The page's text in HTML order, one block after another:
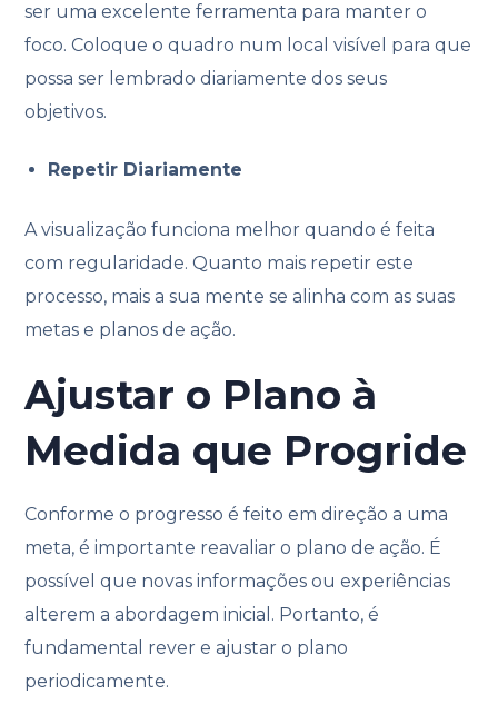
ser uma excelente ferramenta para manter o
foco. Coloque o quadro num local visível para que
possa ser lembrado diariamente dos seus
objetivos.
Repetir Diariamente
A visualização funciona melhor quando é feita
com regularidade. Quanto mais repetir este
processo, mais a sua mente se alinha com as suas
metas e planos de ação.
Ajustar o Plano à
Medida que Progride
Conforme o progresso é feito em direção a uma
meta, é importante reavaliar o plano de ação. É
possível que novas informações ou experiências
alterem a abordagem inicial. Portanto, é
fundamental rever e ajustar o plano
periodicamente.